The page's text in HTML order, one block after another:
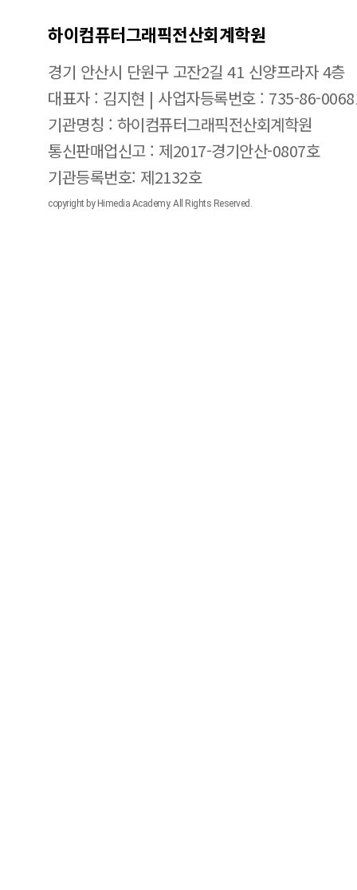
하이컴퓨터그래픽전산회계학원
경기 안산시 단원구 고잔2길 41 신양프라자 4층
대표자 : 김지현 | 사업자등록번호 : 735-86-
기관명칭 : 하이컴퓨터그래픽전산회계학원
통신판매업신고 : 제2017-경기안산-0807호
기관등록번호: 제2132호
copyright by Himedia Academy. All Rights Reserved.